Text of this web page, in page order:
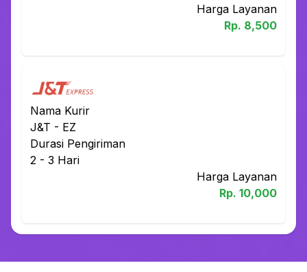
Harga Layanan
Rp. 8,500
Nama Kurir
J&T - EZ
Durasi Pengiriman
2 - 3 Hari
Harga Layanan
Rp. 10,000